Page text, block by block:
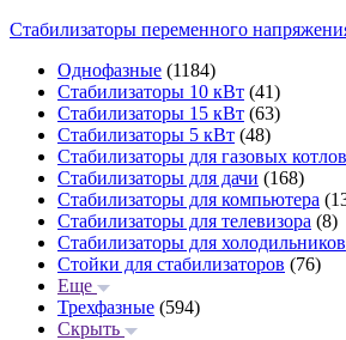
Стабилизаторы переменного
Однофазные (1184)
Стабилизаторы 10 кВт (41)
Стабилизаторы 15 кВт (63)
Стабилизаторы 5 кВт (48)
Стабилизаторы для газовых котлов
Стабилизаторы для дачи (168)
Стабилизаторы для компьютера
Стабилизаторы для телевизора (8)
Стабилизаторы для холодильников
Стойки для стабилизаторов (76)
Еще
Трехфазные (594)
Скрыть